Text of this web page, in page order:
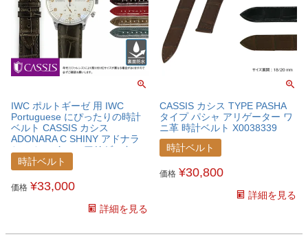
IWC ポルトギーゼ 用 IWC
Portuguese にぴったりの時計
ベルト CASSIS カシス
ADONARA C SHINY アドナラ
シー シャイニー アリゲーター
ワニ革 時計ベルト
U0036B68IWCPTS
時計ベルト
価格 ¥33,000
詳細を見る
CASSIS カシス TYPE PASHA
タイプ パシャ アリゲーター ワ
ニ革 時計ベルト X0038339
時計ベルト
価格 ¥30,800
詳細を見る